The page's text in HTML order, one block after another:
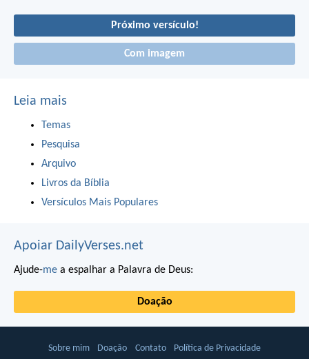
Próximo versículo!
Com imagem
Leia mais
Temas
Pesquisa
Arquivo
Livros da Bíblia
Versículos Mais Populares
Apoiar DailyVerses.net
Ajude-me a espalhar a Palavra de Deus:
Doação
Sobre mim Doação Contato Política de Privacidade